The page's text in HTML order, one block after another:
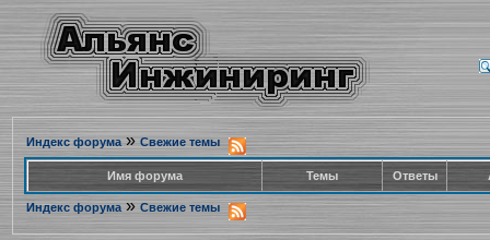
Индекс форума» Свежие темы
Имя форума Темы Ответы
Индекс форума » Свежие темы